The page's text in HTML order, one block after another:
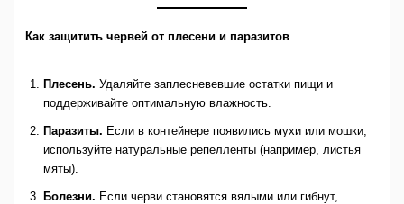
Как защитить червей от плесени и паразитов
Плесень. Удаляйте заплесневевшие остатки пищи и
поддерживайте оптимальную влажность.
Паразиты. Если в контейнере появились мухи или мошки,
используйте натуральные репелленты (например, листья
мяты).
Болезни. Если черви становятся вялыми или гибнут,